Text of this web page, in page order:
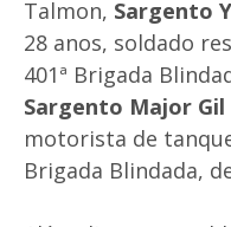
Talmon, Sargento
28 anos, soldado
401ª Brigada
Sargento Major Gil
motorista de
Brigada Blindada,